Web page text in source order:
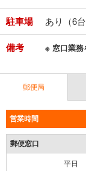
駐車場 あり（6台
備考 ※ 窓口業務
郵便局
営業時間
郵便窓口
平日